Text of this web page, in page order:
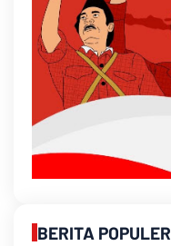
BERITA POPULER